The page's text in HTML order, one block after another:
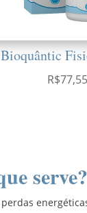
Bioquântic
R$77,55
serve?